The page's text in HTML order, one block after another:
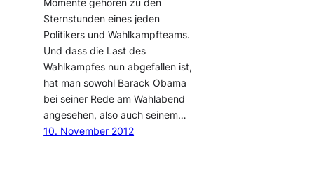
Momente gehören zu den
Sternstunden eines jeden
Politikers und Wahlkampfteams.
Und dass die Last des
Wahlkampfes nun abgefallen ist,
hat man sowohl Barack Obama
bei seiner Rede am Wahlabend
angesehen, also auch seinem…
10. November 2012